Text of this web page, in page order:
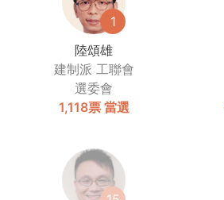
1
陸頌雄
建制派 工聯會
選委會
1,118票 當選